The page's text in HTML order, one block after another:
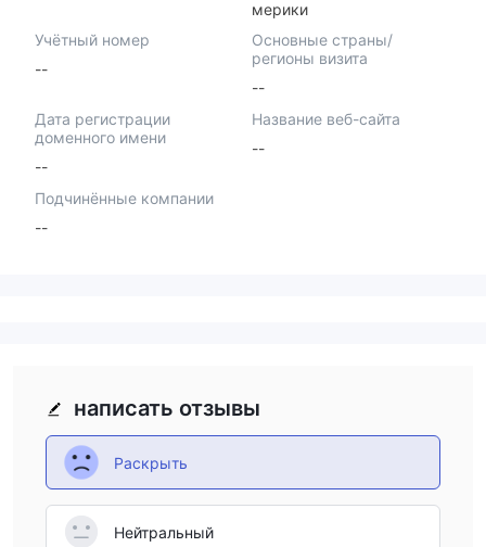
мерики
Учётный номер
--
Основные страны/
регионы визита
--
Дата регистрации
доменного имени
--
Название веб-сайта
--
Подчинённые компании
--
написать отзывы
Раскрыть
Нейтральный